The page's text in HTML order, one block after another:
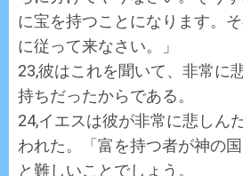
に宝を持つことになります。
に従って来なさい。」
23,彼はこれを聞いて、非常に
持ちだったからである。
24,イエスは彼が非常に悲しん
われた。「富を持つ者が神の
と難しいことでしょう。